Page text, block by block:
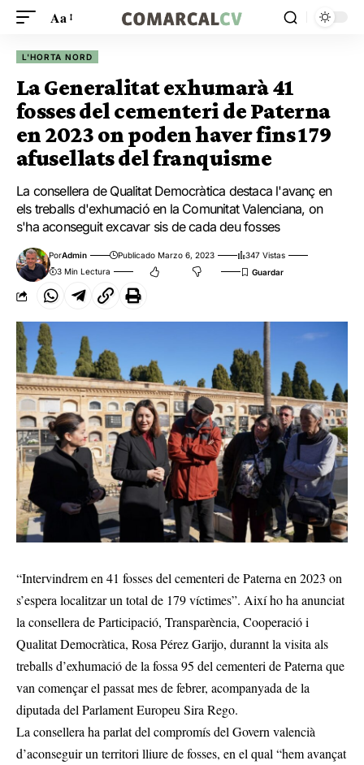
Aa
L'HORTA NORD
La Generalitat exhumarà 41
fosses del cementeri de Paterna
en 2023 on poden haver fins 179
afusellats del franquisme
La consellera de Qualitat Democràtica destaca l'avanç en
els treballs d'exhumació en la Comunitat Valenciana, on
s'ha aconseguit excavar sis de cada deu fosses
PorAdmin Publicado Marzo 6, 2023
347 Vistas
3 Min Lectura
“Intervindrem en 41 fosses del cementeri de Paterna en 2023 on
s’espera localitzar un total de 179 víctimes”. Així ho ha anunciat
la consellera de Participació, Transparència, Cooperació i
Qualitat Democràtica, Rosa Pérez Garijo, durannt la visita als
treballs d’exhumació de la fossa 95 del cementeri de Paterna que
van començar el passat mes de febrer, acompanyada de la
diputada del Parlament Europeu Sira Rego.
La consellera ha parlat del compromís del Govern valencià
d’aconseguir un territori lliure de fosses, en el qual “hem avançat